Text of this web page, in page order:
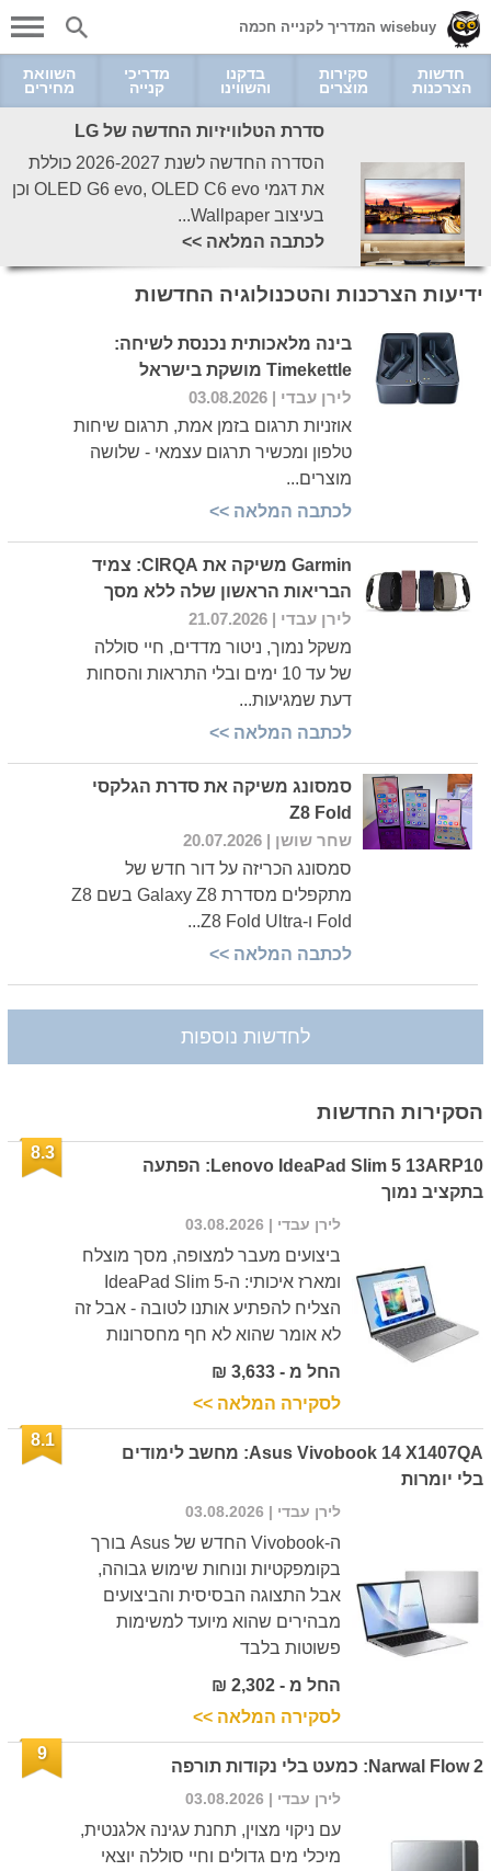
wisebuy המדריך לקנייה חכמה
חדשות
הצרכנות
סקירות
מוצרים
בדקנו
והשווינו
מדריכי
קנייה
השוואת
מחירים
סדרת הטלוויזיות החדשה של LG
הסדרה החדשה לשנת 2026-2027 כוללת
את דגמי OLED G6 evo, OLED C6 evo וכן
בעיצוב Wallpaper...
לכתבה המלאה >>
ידיעות הצרכנות והטכנולוגיה החדשות
בינה מלאכותית נכנסת לשיחה:
Timekettle מושקת בישראל
לירן עבדי | 03.08.2026
אוזניות תרגום בזמן אמת, תרגום שיחות
טלפון ומכשיר תרגום עצמאי - שלושה
מוצרים...
לכתבה המלאה >>
Garmin משיקה את CIRQA: צמיד
הבריאות הראשון שלה ללא מסך
לירן עבדי | 21.07.2026
משקל נמוך, ניטור מדדים, חיי סוללה
של עד 10 ימים ובלי התראות והסחות
דעת שמגיעות...
לכתבה המלאה >>
סמסונג משיקה את סדרת הגלקסי
Z8 Fold
שחר שושן | 20.07.2026
סמסונג הכריזה על דור חדש של
מתקפלים מסדרת Galaxy Z8 בשם Z8
Fold ו-Z8 Fold Ultra...
לכתבה המלאה >>
לחדשות נוספות
הסקירות החדשות
Lenovo IdeaPad Slim 5 13ARP10: הפתעה
בתקציב נמוך
8.3
לירן עבדי | 03.08.2026
ביצועים מעבר למצופה, מסך מוצלח
ומארז איכותי: ה-IdeaPad Slim 5
הצליח להפתיע אותנו לטובה - אבל זה
לא אומר שהוא לא חף מחסרונות
החל מ - 3,633 ₪
לסקירה המלאה >>
Asus Vivobook 14 X1407QA: מחשב לימודים
בלי יומרות
8.1
לירן עבדי | 03.08.2026
ה-Vivobook החדש של Asus בורך
בקומפקטיות ונוחות שימוש גבוהה,
אבל התצוגה הבסיסית והביצועים
מבהירים שהוא מיועד למשימות
פשוטות בלבד
החל מ - 2,302 ₪
לסקירה המלאה >>
Narwal Flow 2: כמעט בלי נקודות תורפה
9
לירן עבדי | 03.08.2026
עם ניקוי מצוין, תחנת עגינה אלגנטית,
מיכלי מים גדולים וחיי סוללה יוצאי